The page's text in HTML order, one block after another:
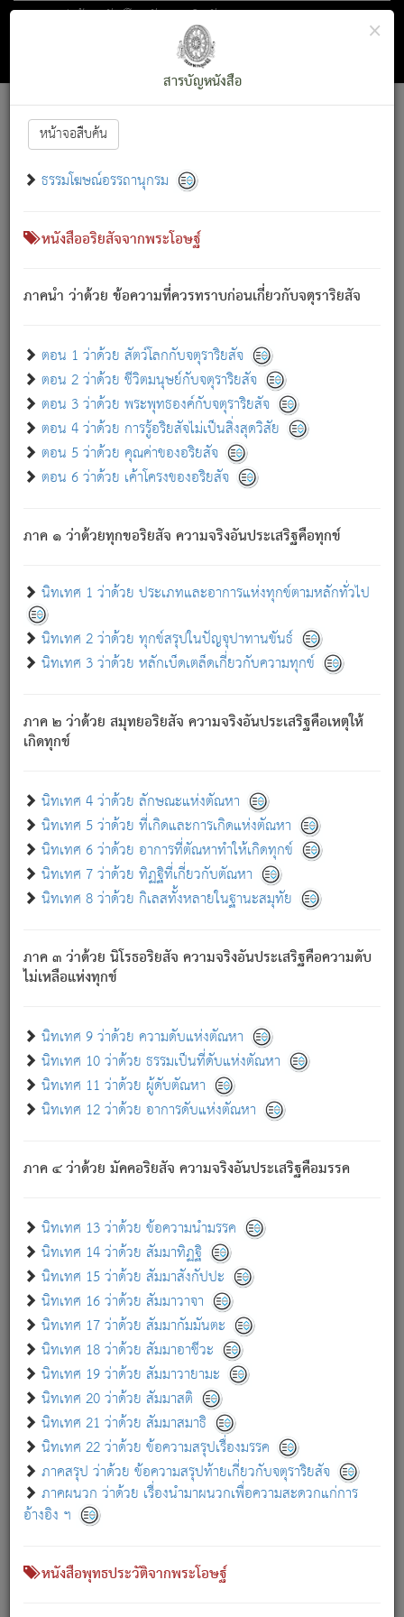
ตอน 1 ว่าด้วย สัตว์โลกกับจตุราริยสัจ
สารบัญ×
สารบัญหนังสือ
หน้าจอสืบค้น
ธรรมโฆษณ์อรรถานุกรม
หนังสืออริยสัจจากพระโอษฐ์
ภาคนำ ว่าด้วย ข้อความที่ควรทราบก่อนเกี่ยวกับจตุราริยสัจ
ตอน 1 ว่าด้วย สัตว์โลกกับจตุราริยสัจ
ตอน 2 ว่าด้วย ชีวิตมนุษย์กับจตุราริยสัจ
ตอน 3 ว่าด้วย พระพุทธองค์กับจตุราริยสัจ
ตอน 4 ว่าด้วย การรู้อริยสัจไม่เป็นสิ่งสุดวิสัย
ตอน 5 ว่าด้วย คุณค่าของอริยสัจ
ตอน 6 ว่าด้วย เค้าโครงของอริยสัจ
ภาค ๑ ว่าด้วยทุกขอริยสัจ ความจริงอันประเสริฐคือทุกข์
นิทเทศ 1 ว่าด้วย ประเภทและอาการแห่งทุกข์ตามหลักทั่วไป
นิทเทศ 2 ว่าด้วย ทุกข์สรุปในปัญจุปาทานขันธ์
นิทเทศ 3 ว่าด้วย หลักเบ็ดเตล็ดเกี่ยวกับความทุกข์
ภาค ๒ ว่าด้วย สมุทยอริยสัจ ความจริงอันประเสริฐคือเหตุให้
เกิดทุกข์
นิทเทศ 4 ว่าด้วย ลักษณะแห่งตัณหา
นิทเทศ 5 ว่าด้วย ที่เกิดและการเกิดแห่งตัณหา
นิทเทศ 6 ว่าด้วย อาการที่ตัณหาทำให้เกิดทุกข์
นิทเทศ 7 ว่าด้วย ทิฏฐิที่เกี่ยวกับตัณหา
นิทเทศ 8 ว่าด้วย กิเลสทั้งหลายในฐานะสมุทัย
ภาค ๓ ว่าด้วย นิโรธอริยสัจ ความจริงอันประเสริฐคือความดับ
ไม่เหลือแห่งทุกข์
นิทเทศ 9 ว่าด้วย ความดับแห่งตัณหา
นิทเทศ 10 ว่าด้วย ธรรมเป็นที่ดับแห่งตัณหา
นิทเทศ 11 ว่าด้วย ผู้ดับตัณหา
นิทเทศ 12 ว่าด้วย อาการดับแห่งตัณหา
ภาค ๔ ว่าด้วย มัคคอริยสัจ ความจริงอันประเสริฐคือมรรค
นิทเทศ 13 ว่าด้วย ข้อความนำมรรค
นิทเทศ 14 ว่าด้วย สัมมาทิฏฐิ
นิทเทศ 15 ว่าด้วย สัมมาสังกัปปะ
นิทเทศ 16 ว่าด้วย สัมมาวาจา
นิทเทศ 17 ว่าด้วย สัมมากัมมันตะ
นิทเทศ 18 ว่าด้วย สัมมาอาชีวะ
นิทเทศ 19 ว่าด้วย สัมมาวายามะ
นิทเทศ 20 ว่าด้วย สัมมาสติ
นิทเทศ 21 ว่าด้วย สัมมาสมาธิ
นิทเทศ 22 ว่าด้วย ข้อความสรุปเรื่องมรรค
ภาคสรุป ว่าด้วย ข้อความสรุปท้ายเกี่ยวกับจตุราริยสัจ
ภาคผนวก ว่าด้วย เรื่องนำมาผนวกเพื่อความสะดวกแก่การ
อ้างอิง ฯ
หนังสือพุทธประวัติจากพระโอษฐ์
Font :15 ]||
สัตว์โลกนี้ เกิดความเดือดร้อนแล้ว มีผัสสะบังหน้า
เขาสำคัญสิ่งใด โดยความเป็นประการใด แต่สิ่งนั้นย่อมเป็น
(ตามที่เป็นจริง) โดยประการอื่นจากที่เขาสำคัญนั้น
สัตว์โลกติดข้องอยู่ในภพ ถูกภพบังหน้าแล้ว มีภพโดยความ
เป็นอย่างอื่น (จากที่มันเป็นอยู่จริง) จึงได้เพลิดเพลินยิ่งนักในภพ
เขาเพลิดเพลินยิ่งนักในสิ่งใด สิ่งนั้นเป็นภัย (ที่เขาไม่รู้จัก)
เขากลัวต่อสิ่งใดสิ่งนั้นเป็นทุกข์
พรหมจรรย์นี้ อันบุคคลย่อมประพฤติ ก็เพื่อการละขาดซึ่ง
ภพ.
สมณะหรือพราหมณ์เหล่าใด กล่าวความหลุดพ้นจากภพว่า
มีได้เพราะภพ เรากล่าวว่า สมณะหรือพราหมณ์ทั้งปวงนั้น
มิใช่ผู้หลดพ้นจากภพ.
ภพ ว่ามีได้เพราะวิภพ[2]: เรากล่าวว่า สมณะหรือพราหมณ์ทั้ง
ปวงนั้น ก็ยังสลัดภพออกไปไม่ได้.
ก็ทุกข์นี้มีขึ้น เพราะอาศัยซึ่งอุปธิทั้งปวง.
เพราะความสิ้นไปแห่งอุปาทานทั้งปวง ความเกิดขึ้นแห่ง
ทุกข์จึงไม่มี.
ท่านจงดูโลกนี้เถิด (จะเห็นว่า) สัตว์ทั้งหลายอันอวิชาหนา
แน่นบังหนาแล้ว; และว่า สัตว์ผู้ยินดีในภพอันเป็นแล้วนั้น ย่อม
อันเป็นไปในที่หรือเวลาทั้งปวง[3]เพื่อความมีแห่งประโยชน์โดย
ประการทั้งปวง; ภพทั้งหลายทั้งหมดนั้น ไม่เที่ยง เป็นทุกข์ มี
ความแปรปรวนเป็นธรรมดา.
อย่างนี้อยู่; เขาย่อมละภวตัณหาได้ และไม่เพลิดเพลินวิภวตัณหา
ด้วย.
ความดับเพราะความสำรอกไม่เหลือ (แห่งภพทั้งหลาย)
เพราะความสิ้นไปแห่งตัณหาโดยประการทั้งปวง นั้นคือ
นิพพาน.
ภพใหม่ย่อมไม่มีแก่ภิกษุนั้น ผู้ดับเย็นสนิทแล้ว เพราะไม่มี
ภิกษุนั้น เป็นผู้ครอบงำมารได้แล้ว ชนะสงครามแล้ว ก้าวล่วง
ภพทั้งหลายทั้งปวงได้แล้ว เป็นผู้คงที่ (คือไม่เปลี่ยนแปลงอีกต่อ
- อุ.ขุ. ๒๕/๑๒๑/๘๔.
(ข้อความนี้ เป็นพระพุทธอุทานที่ทรงเปล่งออก ที่โคนต้นโพธิ์
เป็นที่ตรัสรู้ เมื่อตรัสรู้แล้วได้ 7 วัน)
เกี่ยวกับธรรมโฆษณ์ออนไลน์ (Disclaimer)
แม้ระบบ "ธรรมโฆษณ์ออนไลน์" พยายามปรับปรุงข้อมูลให้ถูกต้องมากที่สุด
ผู้ศึกษาก็พึงตรวจสอบกับตัวเล่มหนังสือต้นฉบับ ที่มีการพิมพ์ครั้งล่าสุด
ก่อนนำข้อมูลไปใช้ในการอ้างอิง"
เกี่ยวกับอัตถจารี|เกี่ยวกับการพัฒนา|แจ้งข้อผิดพลาด / แนะนำ
หนังสือที่เกี่ยวข้อง